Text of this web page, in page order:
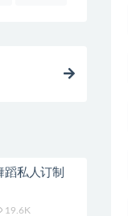
蹈私人订制
19.6K